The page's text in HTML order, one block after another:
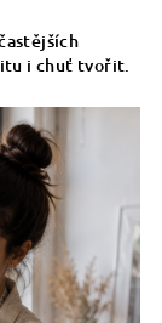
i chuť tvořit.